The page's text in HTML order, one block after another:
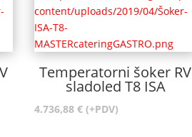
Temperatorni šoker RV
sladoled T8 ISA
4.736,88 € (+PDV)